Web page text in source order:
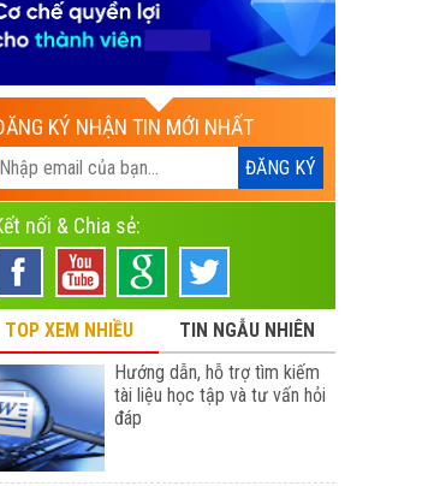
KÝ NHẬN TIN MỚI NHẤT
nối & Chia sẻ:
TOP XEM NHIỀU
TIN NGẪU NHIÊN
Hướng dẫn, hỗ trợ tìm kiếm
tài liệu học tập và tư vấn hỏi
đáp